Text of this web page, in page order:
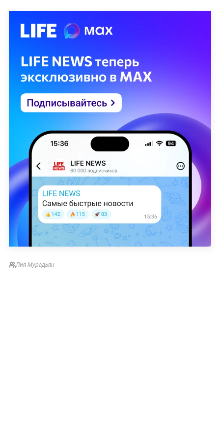
Лия Мурадьян